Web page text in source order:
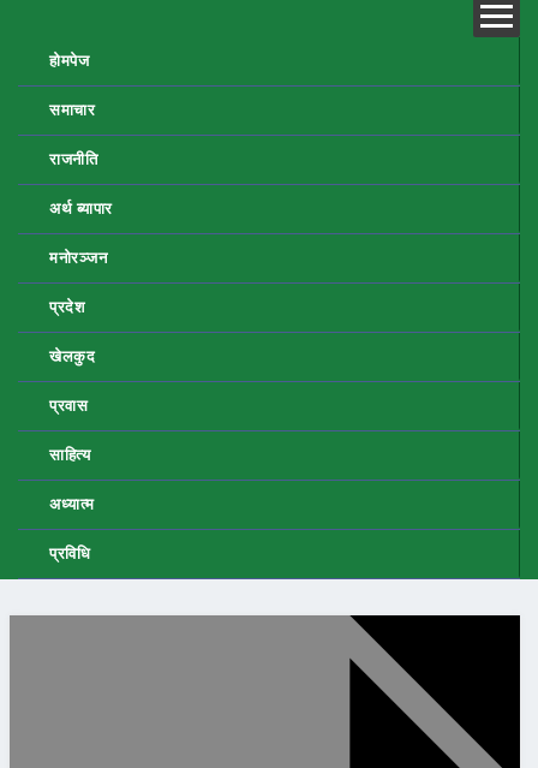
होमपेज
समाचार
राजनीति
अर्थ ब्यापार
मनोरञ्जन
प्रदेश
खेलकुद
प्रवास
साहित्य
अध्यात्म
प्रविधि